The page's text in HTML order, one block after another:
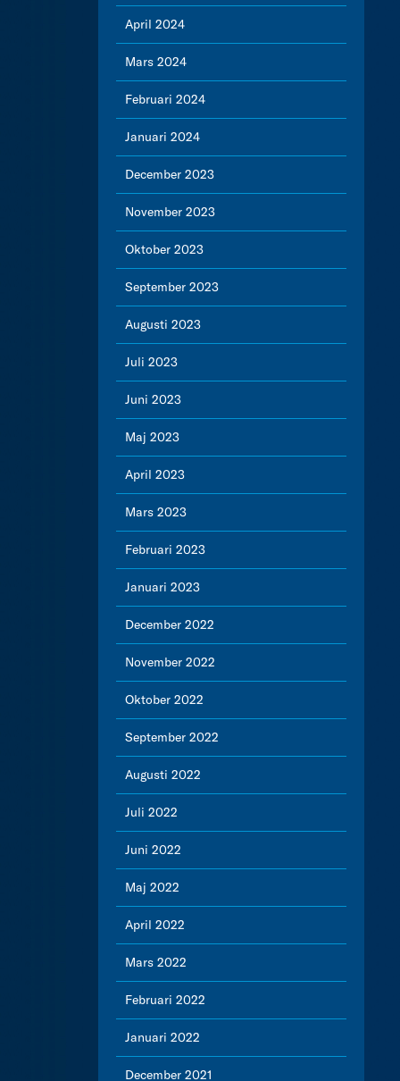
April 2024
Mars 2024
Februari 2024
Januari 2024
December 2023
November 2023
Oktober 2023
September 2023
Augusti 2023
Juli 2023
Juni 2023
Maj 2023
April 2023
Mars 2023
Februari 2023
Januari 2023
December 2022
November 2022
Oktober 2022
September 2022
Augusti 2022
Juli 2022
Juni 2022
Maj 2022
April 2022
Mars 2022
Februari 2022
Januari 2022
December 2021